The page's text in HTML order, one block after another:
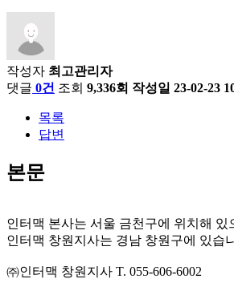
작성자 최고관리자
댓글 0건 조회 9,336회 작성일 23-02-23
목록
답변
본문
인터맥 본사는 서울 금천구에 위치해 있
인터맥 창원지사는 경남 창원구에 있습
㈜인터맥 창원지사 T. 055-606-6002